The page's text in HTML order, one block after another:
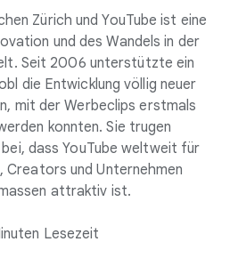
Zürich und YouTube ist eine
und des Wandels in der
Seit 2006 unterstützte ein
die Entwicklung völlig neuer
mit der Werbeclips erstmals
konnten. Sie trugen
dass YouTube weltweit für
Creators und Unternehmen
attraktiv ist.
Lesezeit